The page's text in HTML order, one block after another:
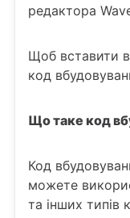
редактора
Щоб вставити
код
Що таке код
Код
можете
та інших типів